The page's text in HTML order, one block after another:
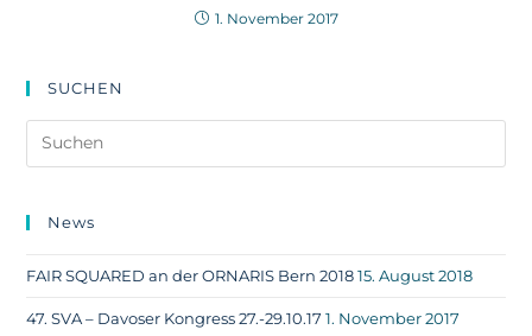
1. November 2017
SUCHEN
News
FAIR SQUARED an der ORNARIS Bern 2018 15. August 2018
47. SVA – Davoser Kongress 27.-29.10.17 1. November 2017